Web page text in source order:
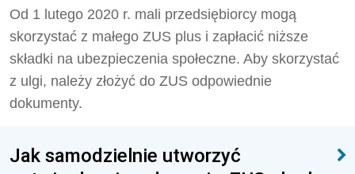
Od 1 lutego 2020 r. mali przedsiębiorcy mogą
skorzystać z małego ZUS plus i zapłacić niższe
składki na ubezpieczenia społeczne. Aby skorzystać
z ulgi, należy złożyć do ZUS odpowiednie
dokumenty.
Jak samodzielnie utworzyć